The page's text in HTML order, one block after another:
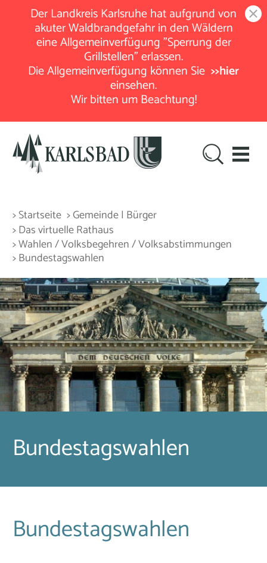
Der Landkreis Karlsruhe hat aufgrund von
akuter Waldbrandgefahr in den Wäldern
eine Allgemeinverfügung "Sperrung der
Grillstellen" erlassen.
Die Allgemeinverfügung können Sie >>hier
einsehen.
Wir bitten um Beachtung!
> Startseite > Gemeinde | Bürger
> Das virtuelle Rathaus
> Wahlen / Volksbegehren / Volksabstimmungen
> Bundestagswahlen
Bundestagswahlen
Bundestagswahlen